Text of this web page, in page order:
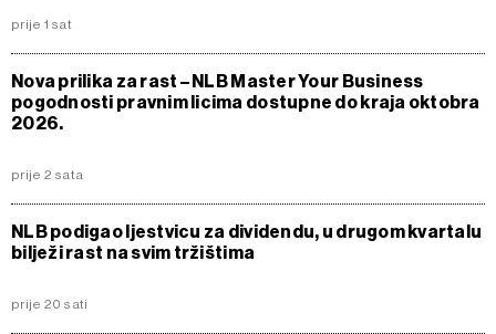
prije 1 sat
Nova prilika za rast – NLB Master Your Business
pogodnosti pravnim licima dostupne do kraja oktobra
2026.
prije 2 sata
NLB podigao ljestvicu za dividendu, u drugom kvartalu
bilježi rast na svim tržištima
prije 20 sati